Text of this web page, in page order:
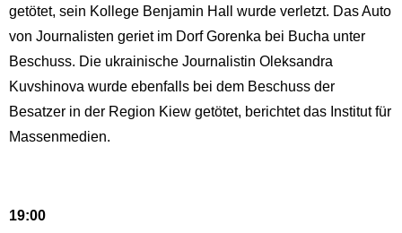
getötet, sein Kollege Benjamin Hall wurde verletzt. Das Auto
von Journalisten geriet im Dorf Gorenka bei Bucha unter
Beschuss. Die ukrainische Journalistin Oleksandra
Kuvshinova wurde ebenfalls bei dem Beschuss der
Besatzer in der Region Kiew getötet, berichtet das Institut für
Massenmedien.
19:00